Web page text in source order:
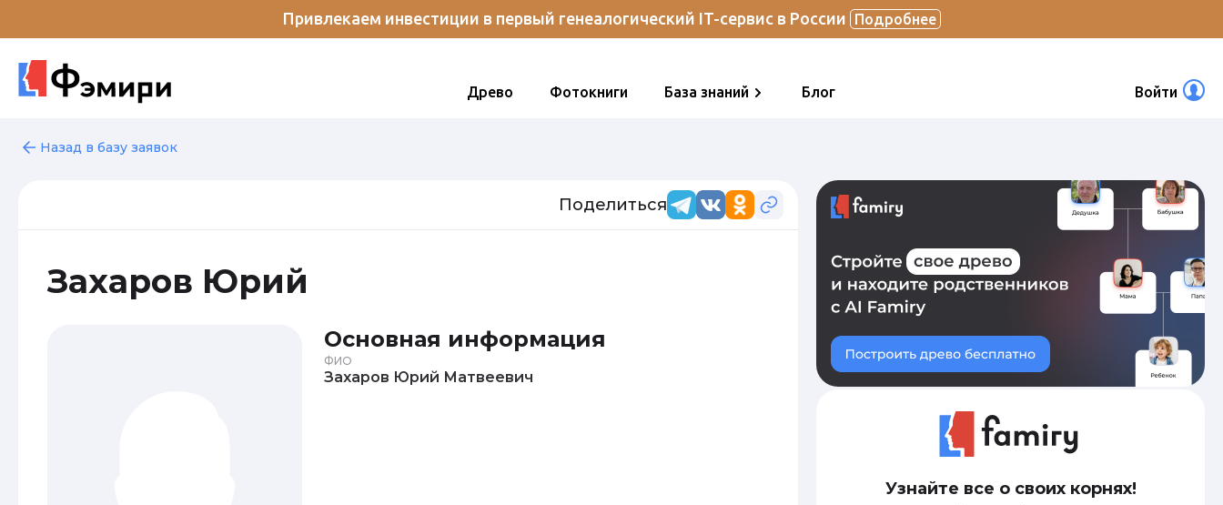
Привлекаем инвестиции в первый генеалогический IT-сервис в России Подробнее
Древо Фотокниги База знаний Блог Войти
Назад в базу заявок
Поделиться
Захаров Юрий
Основная информация
ФИО
Захаров Юрий Матвеевич
Узнайте все о своих корнях!